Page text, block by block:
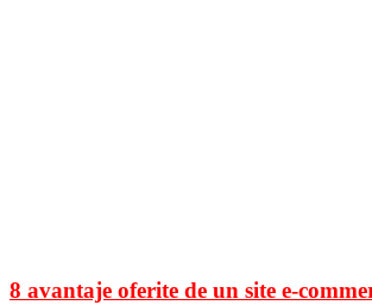
8 avantaje oferite de un site e-